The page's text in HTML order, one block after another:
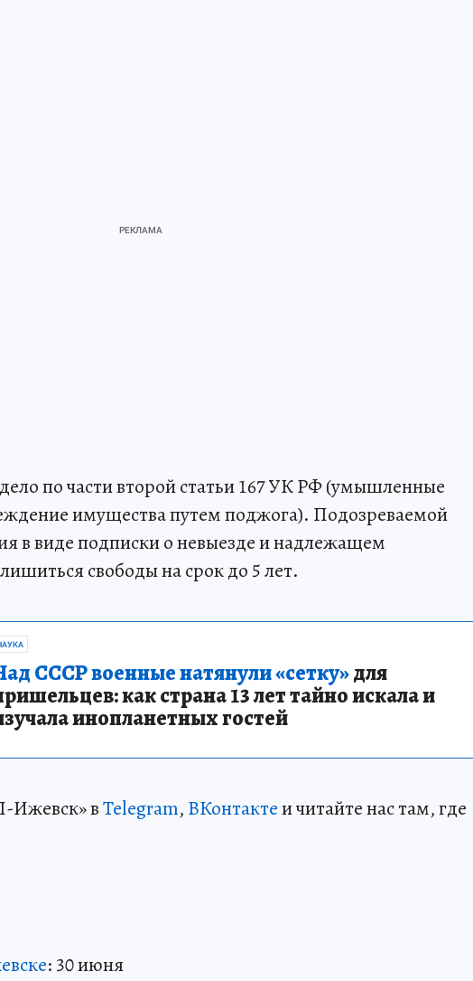
по части второй статьи 167 УК РФ (умышленные
имущества путем поджога). Подозреваемой
в виде подписки о невыезде и надлежащем
свободы на срок до 5 лет.
СССР военные натянули «сетку»для
как страна 13 лет тайно искала и
инопланетных гостей
Ижевск» вTelegram, ВКонтактеи читайте нас там, где
: 30 июня